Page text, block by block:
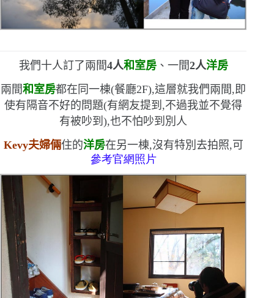
我們十人訂了兩間4人和室房、一間2人洋房
兩間和室房都在同一棟(餐廳2F),這層就我們兩間,即
使有隔音不好的問題(有網友提到,不過我並不覺得
有被吵到),也不怕吵到別人
Kevy夫婦倆住的洋房在另一棟,沒有特別去拍照,可
參考官網照片